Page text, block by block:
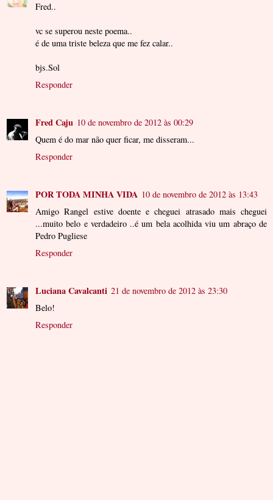
Fred..
vc se superou neste poema..
é de uma triste beleza que me fez calar..
bjs.Sol
Responder
Fred Caju 10 de novembro de 2012 às 00:29
Quem é do mar não quer ficar, me disseram...
Responder
POR TODA MINHA VIDA 10 de novembro de 2012 às 13:43
Amigo Rangel estive doente e cheguei atrasado mais cheguei
...muito belo e verdadeiro ..é um bela acolhida viu um abraço de
Pedro Pugliese
Responder
Luciana Cavalcanti 21 de novembro de 2012 às 23:30
Belo!
Responder